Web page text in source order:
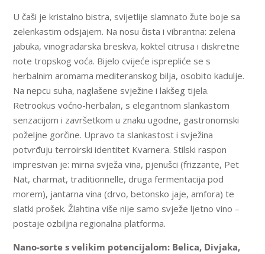
U čaši je kristalno bistra, svijetlije slamnato žute boje sa
zelenkastim odsjajem. Na nosu čista i vibrantna: zelena
jabuka, vinogradarska breskva, koktel citrusa i diskretne
note tropskog voća. Bijelo cvijeće isprepliće se s
herbalnim aromama mediteranskog bilja, osobito kadulje.
Na nepcu suha, naglašene svježine i lakšeg tijela.
Retrookus voćno-herbalan, s elegantnom slankastom
senzacijom i završetkom u znaku ugodne, gastronomski
poželjne gorčine. Upravo ta slankastost i svježina
potvrđuju terroirski identitet Kvarnera. Stilski raspon
impresivan je: mirna svježa vina, pjenušci (frizzante, Pet
Nat, charmat, traditionnelle, druga fermentacija pod
morem), jantarna vina (drvo, betonsko jaje, amfora) te
slatki prošek. Žlahtina više nije samo svježe ljetno vino –
postaje ozbiljna regionalna platforma.
Nano-sorte s velikim potencijalom: Belica, Divjaka,